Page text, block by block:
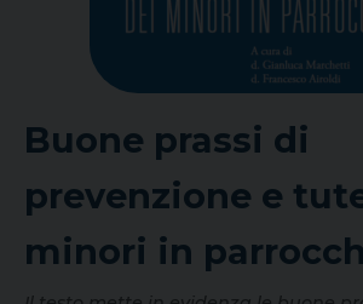
Buone prassi di
prevenzione e
minori in